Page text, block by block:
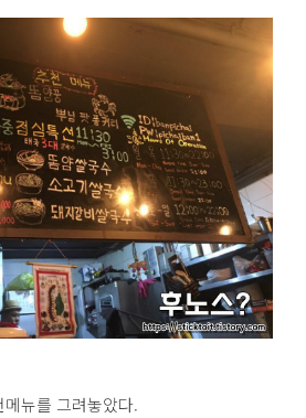
메뉴를 그려놓았다.